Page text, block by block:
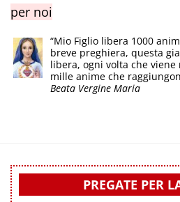
per noi
“Mio Figlio libera 1000
breve preghiera, questa
libera, ogni volta che
mille anime che
Beata Vergine Maria
PREGATE PER